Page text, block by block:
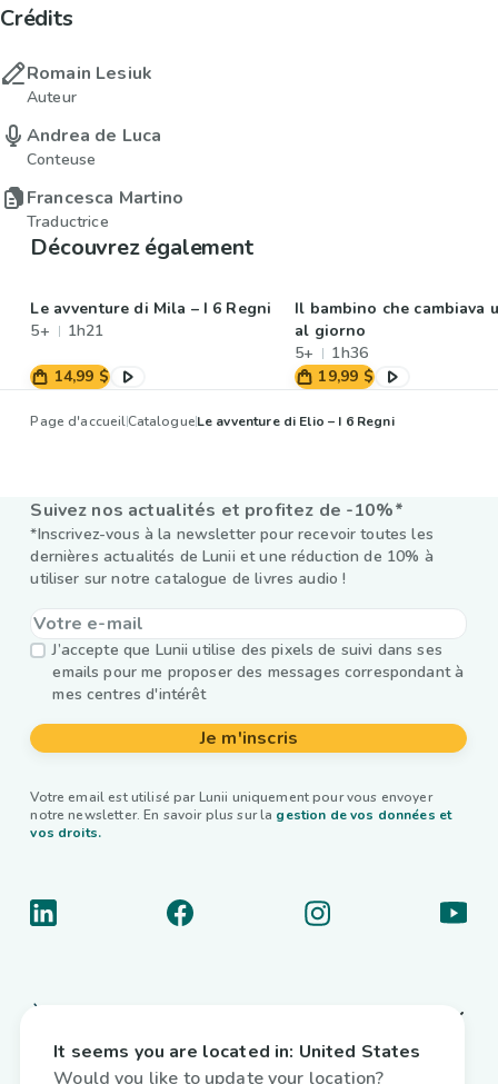
Crédits
Romain Lesiuk
Auteur
Andrea de Luca
Conteuse
Francesca Martino
Traductrice
Découvrez également
Le avventure di Mila – I 6 Regni
5+
1h21
14,99 $
Il bambino che cambiava
al giorno
5+
1h36
19,99 $
Page d'accueilCatalogueLe avventure di Elio – I 6 Regni
Suivez nos actualités et profitez de -10%*
*Inscrivez-vous à la newsletter pour recevoir toutes les
dernières actualités de Lunii et une réduction de 10% à
utiliser sur notre catalogue de livres audio !
J’accepte que Lunii utilise des pixels de suivi dans ses
emails pour me proposer des messages correspondant à
mes centres d'intérêt
Je m'inscris
Votre email est utilisé par Lunii uniquement pour vous envoyer
notre newsletter. En savoir plus sur la gestion de vos données et
vos droits.
Liens utiles
It seems you are located in: United States
Would you like to update your location?